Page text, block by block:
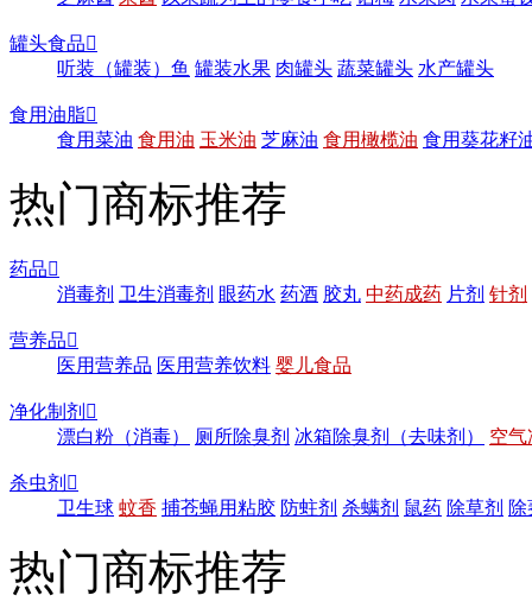
罐头食品
听装（罐装）鱼 罐装水果 肉罐头 蔬菜罐头 水产罐头
食用油脂
食用菜油 食用油 玉米油 芝麻油 食用橄榄油 食用葵花籽
热门商标推荐
药品
消毒剂 卫生消毒剂 眼药水 药酒 胶丸 中药成药 片剂 针剂
营养品
医用营养品 医用营养饮料 婴儿食品
净化制剂 
漂白粉（消毒）
厕所除臭剂 冰箱除臭剂（去味剂） 空气
杀虫剂 
卫生球 蚊香 捕苍蝇用粘胶 防蛀剂 杀螨剂 鼠药 除草剂
热门商标推荐